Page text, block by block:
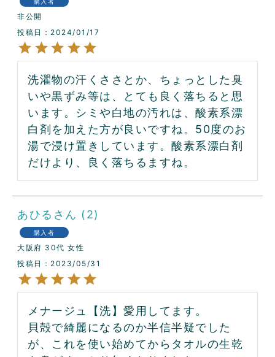
非公開
投稿日
2024/01/17
洗濯物の汗くささとか、ちょっとした臭
いや黒ずみ等は、とても良く落ちると思
います。シミや白地の汚れは、酸素系漂
白剤を加えた方が良いですね。50度のお
湯で浸け置きしています。酸素系漂白剤
だけより、良く落ちるますね。
あひる 2
購入者
大阪府 30代 女性
投稿日
2023/05/31
メナージュ【洗】愛用してます。
貝殻で綺麗になるのか半信半疑でした
が、これを使い始めてからタオルの生乾